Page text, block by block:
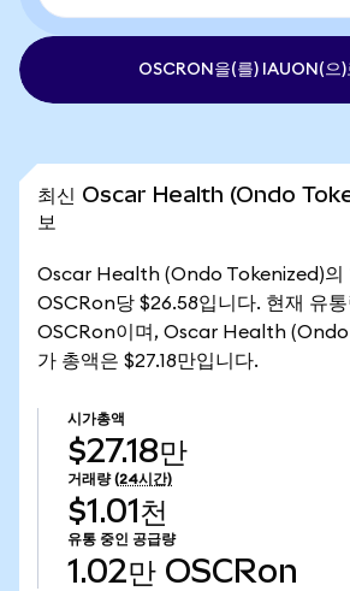
OSCRON을(를) IAUON(으)
최신 Oscar Health (Ondo
보
Oscar Health (Ondo Tokenized)의
OSCRon당 $26.58입니다. 현재 유
OSCRon이며, Oscar Health (Ondo
가 총액은 $27.18만입니다.
시가총액
$27.18만
거래량 (24시간)
$1.01천
유통 중인 공급량
1.02만 OSCRon